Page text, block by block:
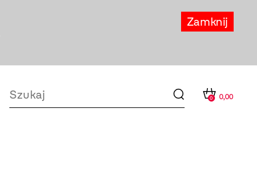
Zamknij
0 0,00